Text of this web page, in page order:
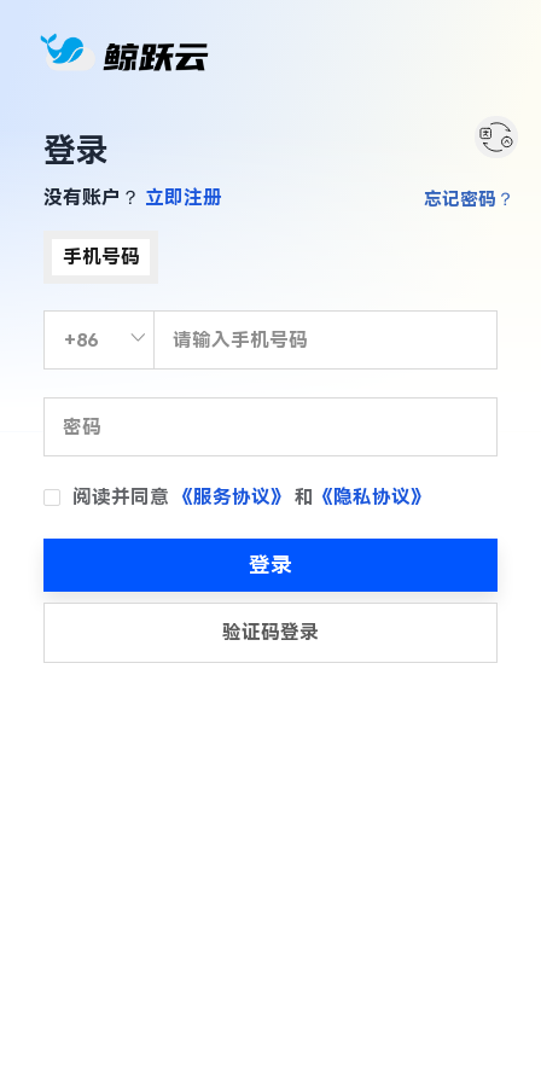
登录
没有账户？ 立即注册
手机号码
阅读并同意 《服务协议》 和 《隐私协议》
忘记密码？
登录
验证码登录